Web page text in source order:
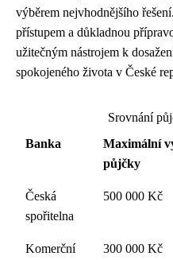
výběrem nejvhodnějšího
přístupem a důkladnou
užitečným nástrojem k
spokojeného života v České
Srovnání
Banka
Maximální
půjčky
Česká
spořitelna
500 000 Kč
Komerční
300 000 Kč